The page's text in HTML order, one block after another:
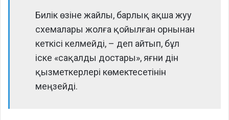
Билік өзіне жайлы, барлық ақша жуу
схемалары жолға қойылған орнынан
кеткісі келмейді, – деп айтып, бұл
іске «сақалды достары», яғни дін
қызметкерлері көмектесетінін
меңзейді.